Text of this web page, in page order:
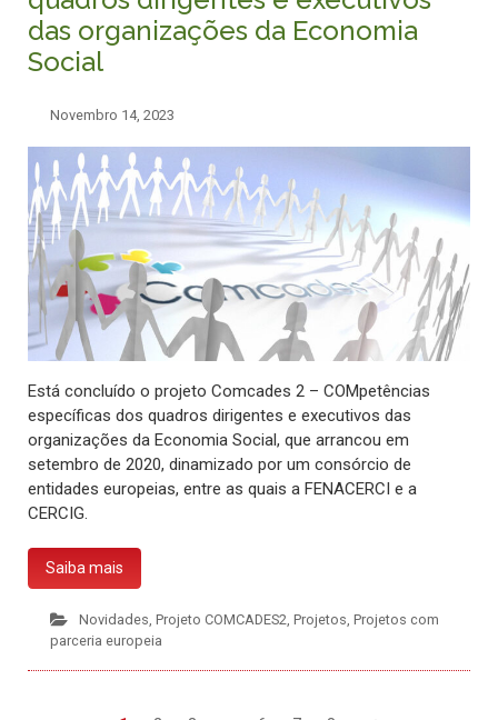
das organizações da Economia
Social
Novembro 14, 2023
Está concluído o projeto Comcades 2 – COMpetências
específicas dos quadros dirigentes e executivos das
organizações da Economia Social, que arrancou em
setembro de 2020, dinamizado por um consórcio de
entidades europeias, entre as quais a FENACERCI e a
CERCIG.
Saiba mais
Novidades Projeto COMCADES2 Projetos Projetos com
parceria europeia